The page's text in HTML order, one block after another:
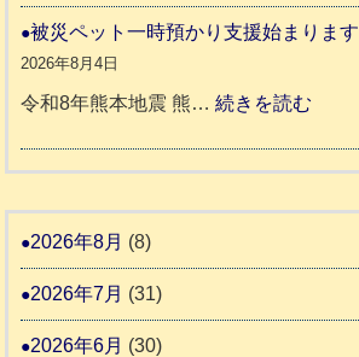
氷
城
市
市
ッ
さ
ト
人
記
和
被災ペット一時預かり支援始まります
2026年8月4日
令和8年熊本地震 熊…続きを読む
災
ト
2026年8月 (8)
2026年7月 (31)
2026年6月 (30)